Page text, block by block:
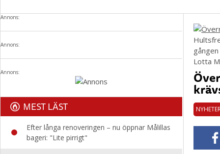
Annons:
Annons:
Annons:
MEST LÄST
Efter långa renoveringen – nu öppnar Målillas
bageri: "Lite pirrigt"
Lotta